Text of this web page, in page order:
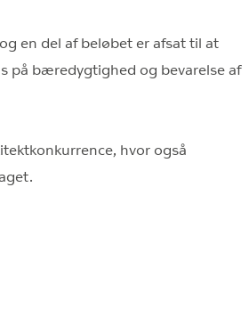
en del af beløbet er afsat til at
på bæredygtighed og bevarelse af
hvor også